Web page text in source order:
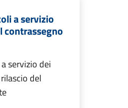
a servizio
contrassegno
servizio dei
del